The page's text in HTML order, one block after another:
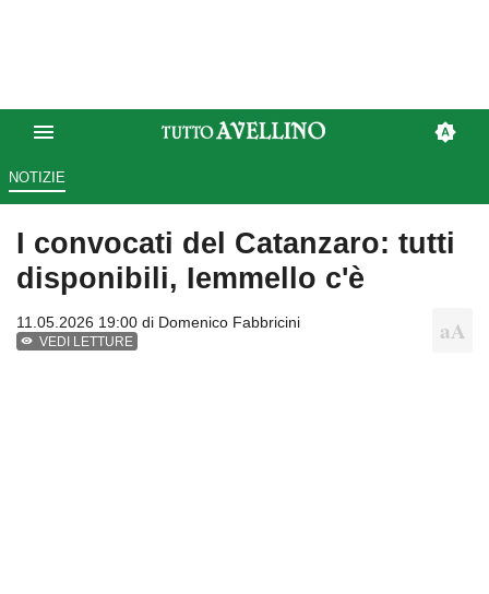
NOTIZIE
I convocati del Catanzaro: tutti
disponibili, Iemmello c'è
11.05.2026 19:00 di Domenico Fabbricini
VEDI LETTURE